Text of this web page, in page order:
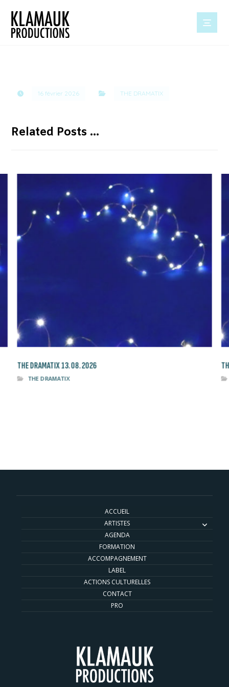
16 février 2026 THE DRAMATIX
Related Posts ...
THE DRAMATIX 13.08.2026
THE DRAMATIX
ACCUEIL
ARTISTES
AGENDA
FORMATION
ACCOMPAGNEMENT
LABEL
ACTIONS CULTURELLES
CONTACT
PRO